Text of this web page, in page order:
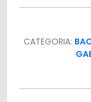
CATEGORIA: